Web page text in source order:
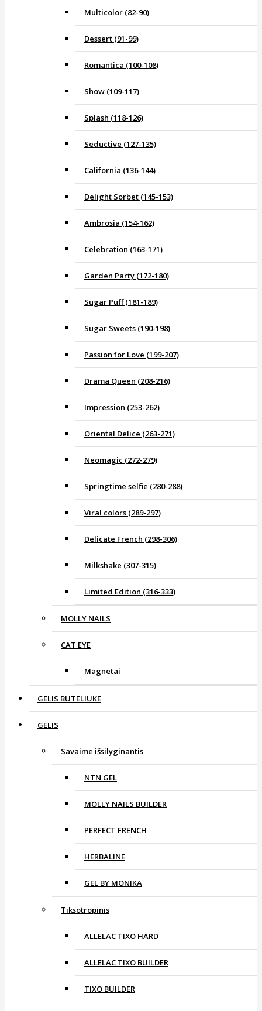
Multicolor (82-90)
Dessert (91-99)
Romantica (100-108)
Show (109-117)
Splash (118-126)
Seductive (127-135)
California (136-144)
Delight Sorbet (145-153)
Ambrosia (154-162)
Celebration (163-171)
Garden Party (172-180)
Sugar Puff (181-189)
Sugar Sweets (190-198)
Passion for Love (199-207)
Drama Queen (208-216)
Impression (253-262)
Oriental Delice (263-271)
Neomagic (272-279)
Springtime selfie (280-288)
Viral colors (289-297)
Delicate French (298-306)
Milkshake (307-315)
Limited Edition (316-333)
MOLLY NAILS
CAT EYE
Magnetai
GELIS BUTELIUKE
GELIS
Savaime išsilyginantis
NTN GEL
MOLLY NAILS BUILDER
PERFECT FRENCH
HERBALINE
GEL BY MONIKA
Tiksotropinis
ALLELAC TIXO HARD
ALLELAC TIXO BUILDER
TIXO BUILDER